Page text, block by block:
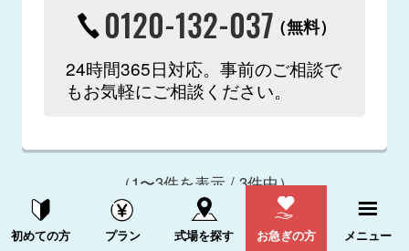
0120-132-037（無料）
24時間365日対応。事前のご相談で
もお気軽にご相談ください。
（1〜3件を表示 / 3件中）
資料請求する 電話をかける
初めての方 プラン 式場を探す お急ぎの方 メニュー